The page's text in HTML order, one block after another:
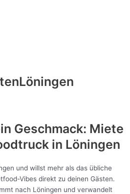
Löningen
Geschmack: Miete
in Löningen
und willst mehr als das übliche
Vibes direkt zu deinen Gästen.
nach Löningen und verwandelt